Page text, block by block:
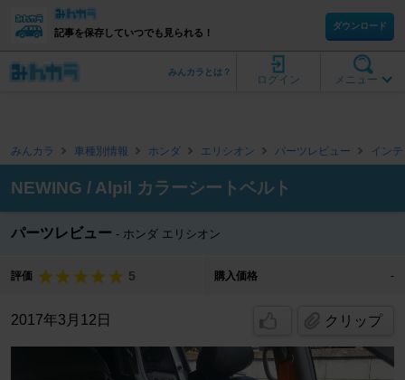
記事を保存していつでも見られる！
ダウンロード
メニュー
ログイン
みんカラとは？
みんカラ 車種別情報 ホンダ エリシオン パーツレビュー イン
NEWING / Alpil カラーシートベルト
パーツレビュー ホンダ エリシオン
評価 5 購入価格 -
2017年3月12日 クリップ